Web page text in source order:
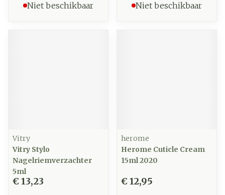
Niet beschikbaar Niet beschikbaar
Vitry
Vitry Stylo
Nagelriemverzachter
5ml
€ 13,23
herome
Herome Cuticle Cream
15ml 2020
€ 12,95